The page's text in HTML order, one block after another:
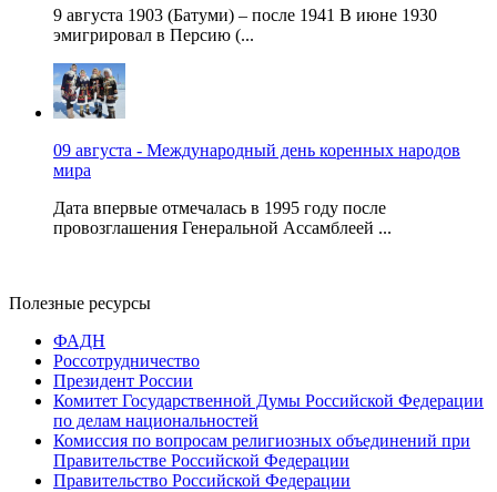
9 августа 1903 (Батуми) – после 1941 В июне 1930
эмигрировал в Персию (...
09 августа - Международный день коренных народов
мира
Дата впервые отмечалась в 1995 году после
провозглашения Генеральной Ассамблеей ...
Полезные ресурсы
ФАДН
Россотрудничество
Президент России
Комитет Государственной Думы Российской Федерации
по делам национальностей
Комиссия по вопросам религиозных объединений при
Правительстве Российской Федерации
Правительство Российской Федерации